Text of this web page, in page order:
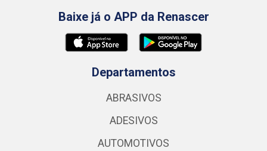
Baixe já o APP da Renascer
Departamentos
ABRASIVOS
ADESIVOS
AUTOMOTIVOS